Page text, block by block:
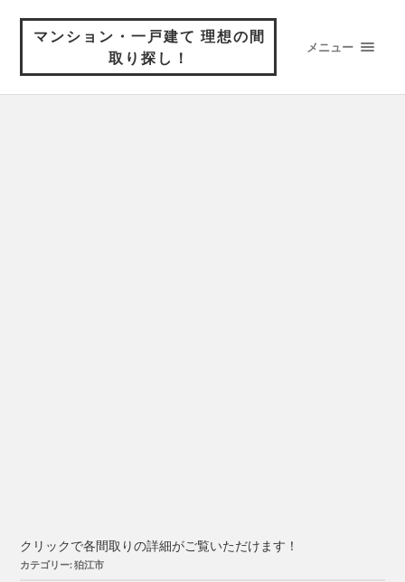
マンション・一戸建て 理想の間
取り探し！
メニュー
クリックで各間取りの詳細がご覧いただけます！
カテゴリー: 狛江市